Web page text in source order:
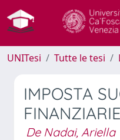
UNITesi Tutte le tesi
IMPOSTA
De Nadai, Ariella